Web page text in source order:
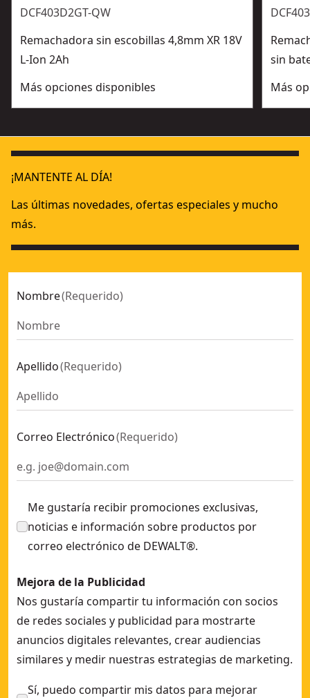
DCF403D2GT-QW
Remachadora sin escobillas 4,8mm XR 18V
L-Ion 2Ah
Más opciones disponibles
sin
Más
¡MANTENTE AL DÍA!
Las últimas novedades, ofertas especiales y mucho
más.
Nombre(Requerido)
Apellido(Requerido)
Correo Electrónico(Requerido)
Me gustaría recibir promociones exclusivas,
noticias e información sobre productos por
correo electrónico de DEWALT®.
Mejora de la Publicidad
Nos gustaría compartir tu información con socios
de redes sociales y publicidad para mostrarte
anuncios digitales relevantes, crear audiencias
similares y medir nuestras estrategias de marketing.
Sí, puedo compartir mis datos para mejorar